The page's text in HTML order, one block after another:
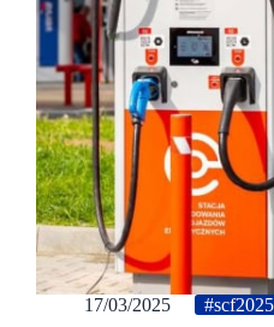
17/03/2025